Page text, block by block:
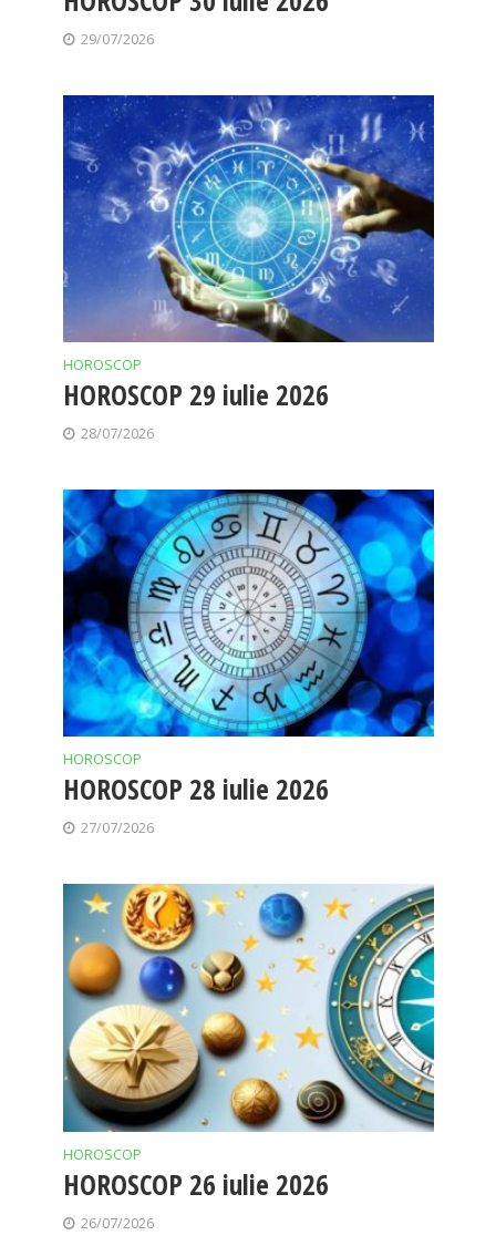
29/07/2026
HOROSCOP
HOROSCOP 29 iulie 2026
28/07/2026
HOROSCOP
HOROSCOP 28 iulie 2026
27/07/2026
HOROSCOP
HOROSCOP 26 iulie 2026
26/07/2026